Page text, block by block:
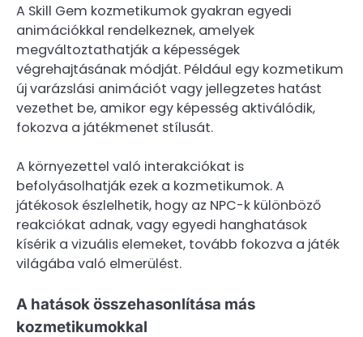
A Skill Gem kozmetikumok gyakran egyedi
animációkkal rendelkeznek, amelyek
megváltoztathatják a képességek
végrehajtásának módját. Például egy kozmetikum
új varázslási animációt vagy jellegzetes hatást
vezethet be, amikor egy képesség aktiválódik,
fokozva a játékmenet stílusát.
A környezettel való interakciókat is
befolyásolhatják ezek a kozmetikumok. A
játékosok észlelhetik, hogy az NPC-k különböző
reakciókat adnak, vagy egyedi hanghatások
kísérik a vizuális elemeket, tovább fokozva a játék
világába való elmerülést.
A hatások összehasonlítása más
kozmetikumokkal